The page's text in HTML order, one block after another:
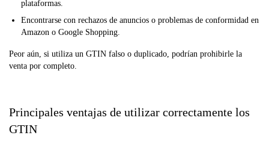
plataformas.
Encontrarse con rechazos de anuncios o problemas de conformidad en
Amazon o Google Shopping.
Peor aún, si utiliza un GTIN falso o duplicado, podrían prohibirle la
venta por completo.
Principales ventajas de utilizar correctamente los
GTIN